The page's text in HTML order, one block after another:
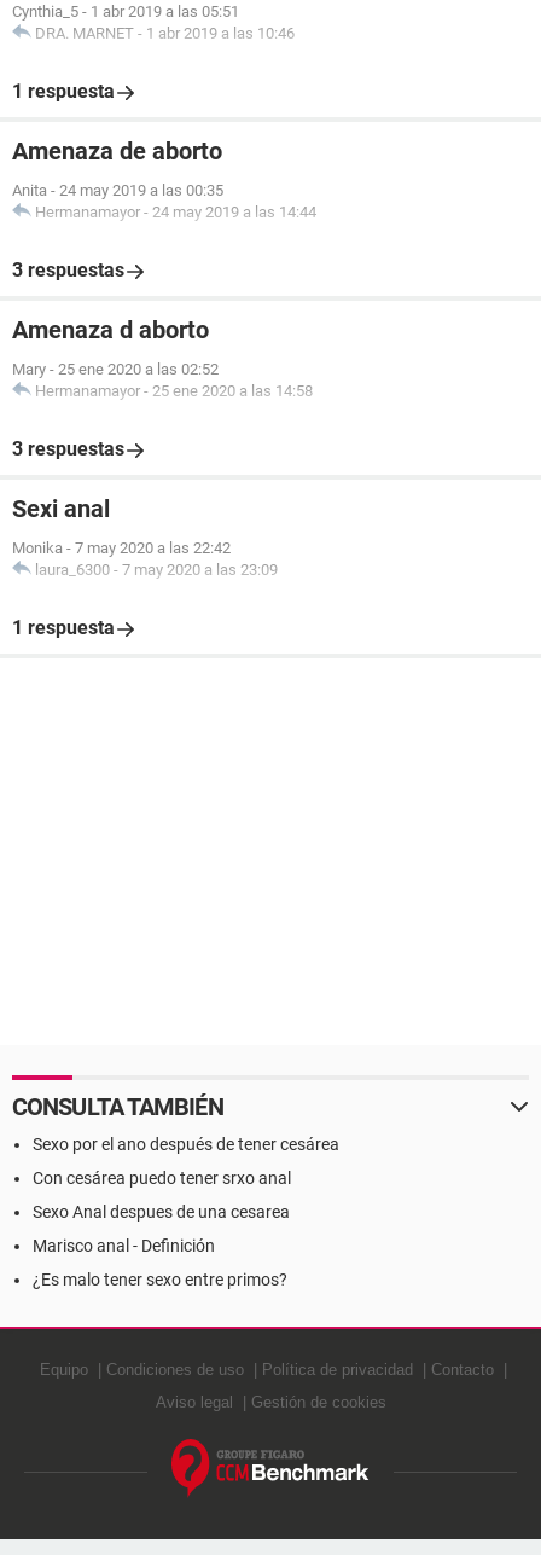
Cynthia_5 - 1 abr 2019 a las 05:51
DRA. MARNET - 1 abr 2019 a las 10:46
1 respuesta
Amenaza de aborto
Anita - 24 may 2019 a las 00:35
Hermanamayor - 24 may 2019 a las 14:44
3 respuestas
Amenaza d aborto
Mary - 25 ene 2020 a las 02:52
Hermanamayor - 25 ene 2020 a las 14:58
3 respuestas
Sexi anal
Monika - 7 may 2020 a las 22:42
laura_6300 - 7 may 2020 a las 23:09
1 respuesta
CONSULTA TAMBIÉN
Sexo por el ano después de tener cesárea
Con cesárea puedo tener srxo anal
Sexo Anal despues de una cesarea
Marisco anal - Definición
¿Es malo tener sexo entre primos?
Equipo Condiciones de uso Política de privacidad
Contacto
Aviso legal
Gestión de cookies